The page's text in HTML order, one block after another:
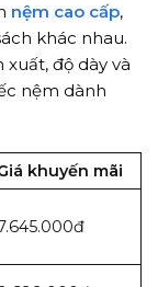
nệm cao cấp,
khác nhau.
độ dày và
nệm dành
khuyến mãi